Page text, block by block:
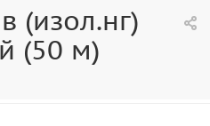
(изол.нг)
(50 м)